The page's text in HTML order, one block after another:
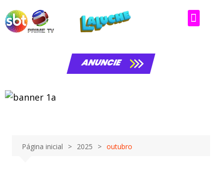
ANUNCIE
Página inicial 2025 outubro